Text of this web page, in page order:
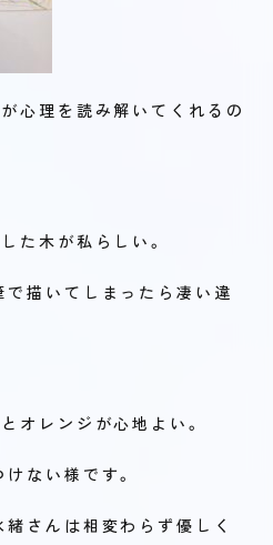
心理を読み解いてくれるの
た木が私らしい。
描いてしまったら凄い違
オレンジが心地よい。
ない様です。
さんは相変わらず優しく